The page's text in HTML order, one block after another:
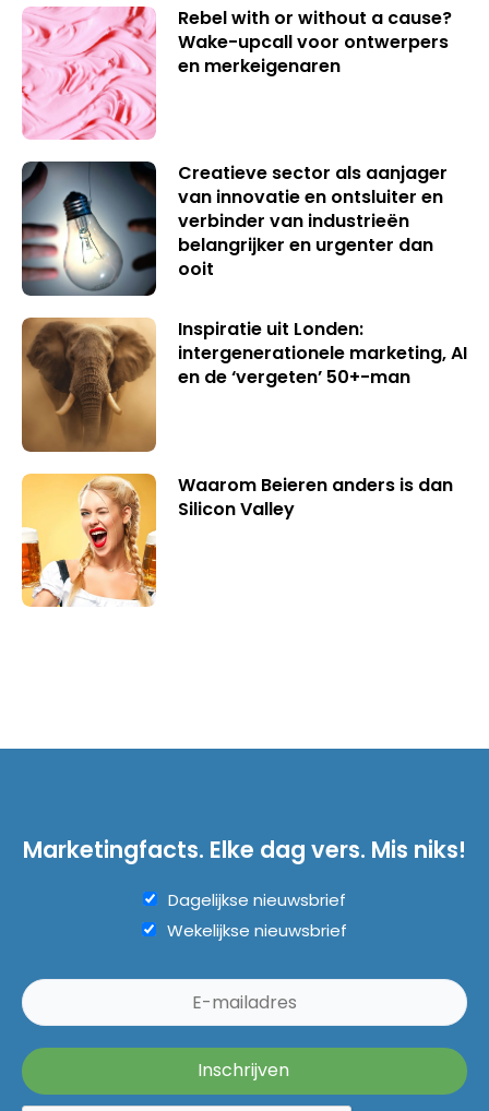
Rebel with or without a cause?
Wake-upcall voor ontwerpers
en merkeigenaren
Creatieve sector als aanjager
van innovatie en ontsluiter en
verbinder van industrieën
belangrijker en urgenter dan
ooit
Inspiratie uit Londen:
intergenerationele marketing, AI
en de ‘vergeten’ 50+-man
Waarom Beieren anders is dan
Silicon Valley
Marketingfacts. Elke dag vers. Mis niks!
Dagelijkse nieuwsbrief
Wekelijkse nieuwsbrief